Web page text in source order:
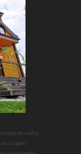
сайту
згодою